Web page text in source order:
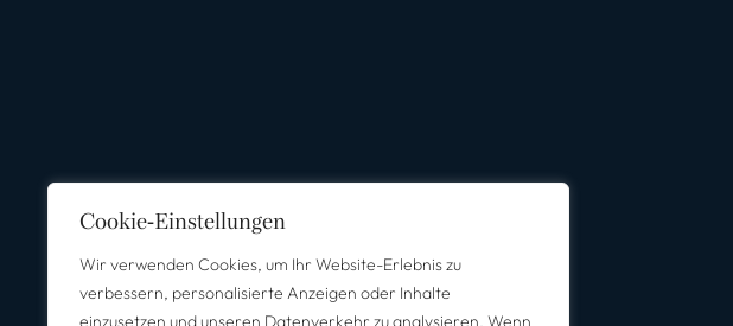
Cookie-Einstellungen
Wir verwenden Cookies, um Ihr Website-Erlebnis zu
verbessern, personalisierte Anzeigen oder Inhalte
einzusetzen und unseren Datenverkehr zu analysieren. Wenn